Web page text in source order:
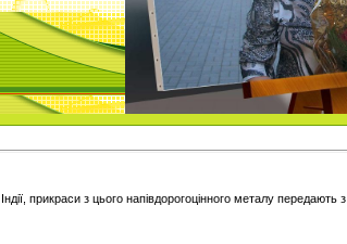
прикраси з цього напівдорогоцінного металу передають з